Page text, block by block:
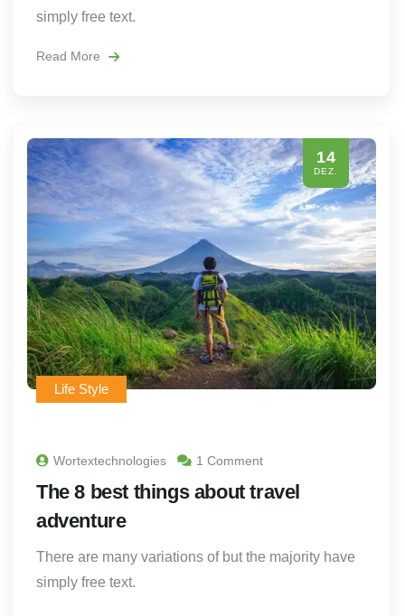
simply free text.
Read More
14
DEZ.
Life Style
Wortextechnologies 1 Comment
The 8 best things about travel
adventure
There are many variations of but the majority have
simply free text.